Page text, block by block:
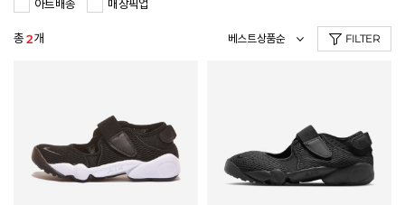
아트배송 매장픽업
총2개 FILTER